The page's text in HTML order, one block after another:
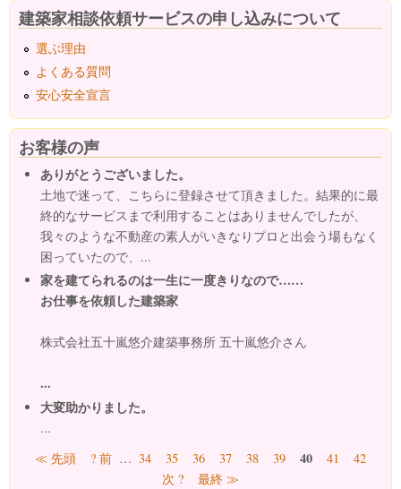
建築家相談依頼サービスの申し込みについて
選ぶ理由
よくある質問
安心安全宣言
お客様の声
ありがとうございました。
土地で迷って、こちらに登録させて頂きました。結果的に最
終的なサービスまで利用することはありませんでしたが、
我々のような不動産の素人がいきなりプロと出会う場もなく
困っていたので、...
家を建てられるのは一生に一度きりなので……
お仕事を依頼した建築家
株式会社五十嵐悠介建築事務所 五十嵐悠介さん
...
大変助かりました。
...
ページ
≪ 先頭 ? 前 … 34 35 36 37 38 39 40 41
42
次 ?
最終 ≫